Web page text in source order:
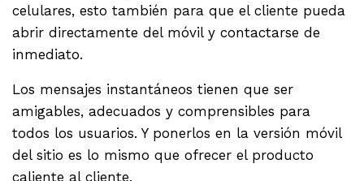
celulares, esto también para que el cliente pueda
abrir directamente del móvil y contactarse de
inmediato.
Los mensajes instantáneos tienen que ser
amigables, adecuados y comprensibles para
todos los usuarios. Y ponerlos en la versión móvil
del sitio es lo mismo que ofrecer el producto
caliente al cliente.